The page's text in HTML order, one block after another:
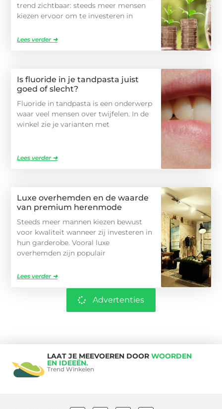
trend zichtbaar: steeds meer mensen
kiezen ervoor om te investeren in
Lees verder ➜
Is fluoride in je tandpasta juist
goed of slecht?
Fluoride in tandpasta is een onderwerp
waar veel mensen over twijfelen. In de
winkel zie je varianten met
Lees verder ➜
Luxe overhemden en de waarde
van premium herenmode
Steeds meer mannen kiezen bewust
voor kwaliteit wanneer zij investeren in
hun garderobe. Vooral luxe
overhemden zijn populair
Lees verder ➜
Advertenties
LAAT JE MEEVOEREN DOOR WOORDEN
EN IDEEËN.
Trend Winkelen